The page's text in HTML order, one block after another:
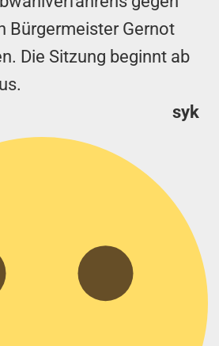
Bürgermeister Gernot
Die Sitzung beginnt ab
syk